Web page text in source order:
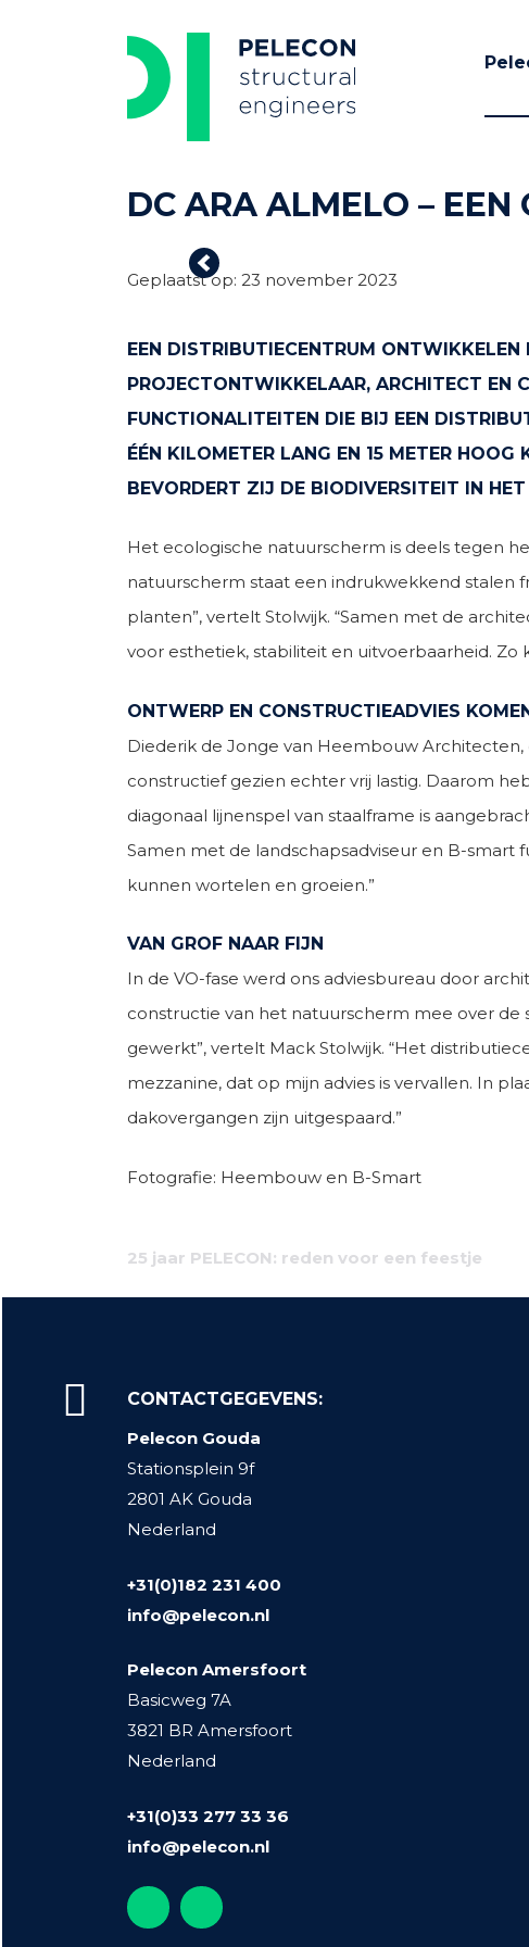
DC ARA ALMELO – EEN
Previous
Geplaatst op: 23 november 2023
EEN DISTRIBUTIECENTRUM
PROJECTONTWIKKELAAR, ARCHITECT EN
FUNCTIONALITEITEN DIE BIJ EEN
ÉÉN KILOMETER LANG EN 15 METER
BEVORDERT ZIJ DE BIODIVERSITEIT IN HET
Het ecologische natuurscherm is deels tegen
natuurscherm staat een indrukwekkend stalen
planten”, vertelt Stolwijk. “Samen met de
voor esthetiek, stabiliteit en uitvoerbaarheid.
ONTWERP EN CONSTRUCTIEADVIES
Diederik de Jonge van Heembouw
constructief gezien echter vrij lastig. Daarom
diagonaal lijnenspel van staalframe is
Samen met de landschapsadviseur en B-
kunnen wortelen en groeien.”
VAN GROF NAAR FIJN
In de VO-fase werd ons adviesbureau door
constructie van het natuurscherm mee over de
gewerkt”, vertelt Mack Stolwijk. “Het
mezzanine, dat op mijn advies is vervallen. In
dakovergangen zijn uitgespaard.”
Fotografie: Heembouw en B-Smart
navigatie
25 jaar PELECON: reden voor een feestje
CONTACTGEGEVENS:
Pelecon Gouda
Stationsplein 9f
2801 AK Gouda
Nederland
+31(0)182 231 400
info@pelecon.nl
Pelecon Amersfoort
Basicweg 7A
3821 BR Amersfoort
Nederland
+31(0)33 277 33 36
info@pelecon.nl